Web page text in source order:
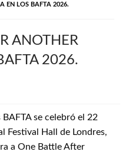
EN LOS BAFTA 2026.
ANOTHER
2026.
se celebró el 22
Festival Hall de Londres,
a One Battle After